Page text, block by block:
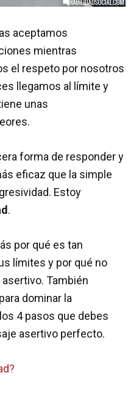
aceptamos
mientras
el respeto por nosotros
llegamos al límite y
unas
forma de responder y
eficaz que la simple
Estoy
.
por qué es tan
límites y por qué no
También
dominar la
4 pasos que debes
asertivo perfecto.